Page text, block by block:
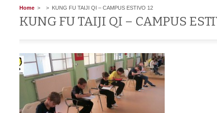
Home > > KUNG FU TAIJI QI – CAMPUS ESTIVO 12
KUNG FU TAIJI QI – CAMPUS